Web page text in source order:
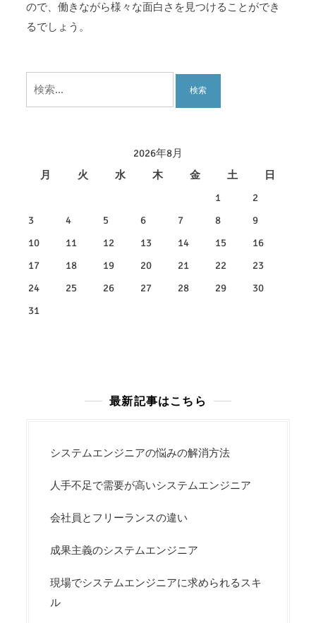
ので、働きながら様々な面白さを見つけることができ
るでしょう。
2026年8月
月
火 水 木 金 土
日
1
2
3
4 5 6 7 8
9
10
11 12 13 14 15
16
17
18 19 20 21 22
23
24
25 26 27 28 29
30
31
最新記事はこちら
システムエンジニアの悩みの解消方法
人手不足で需要が高いシステムエンジニア
会社員とフリーランスの違い
成果主義のシステムエンジニア
現場でシステムエンジニアに求められるスキ
ル